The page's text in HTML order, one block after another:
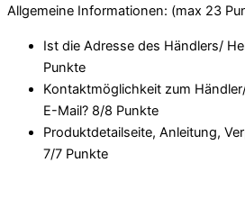
Allgemeine Informationen: (max 23
Ist die Adresse des Händlers/
Punkte
Kontaktmöglichkeit zum
E-Mail? 8/8 Punkte
Produktdetailseite, Anleitung,
7/7 Punkte